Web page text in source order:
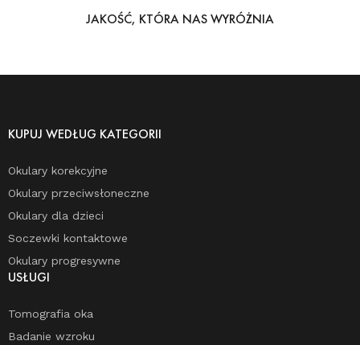
JAKOŚĆ, KTÓRA NAS WYRÓŻNIA
KUPUJ WEDŁUG KATEGORII
Okulary korekcyjne
Okulary przeciwsłoneczne
Okulary dla dzieci
Soczewki kontaktowe
Okulary progresywne
USŁUGI
Tomografia oka
Badanie wzroku